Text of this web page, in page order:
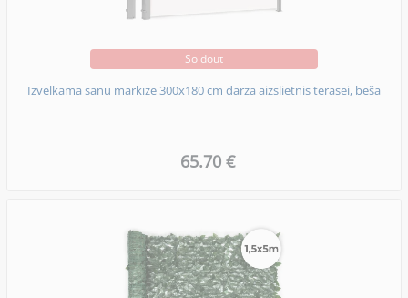
Soldout
Izvelkama sānu markīze 300x180 cm dārza aizslietnis terasei, bēša
65.70 €